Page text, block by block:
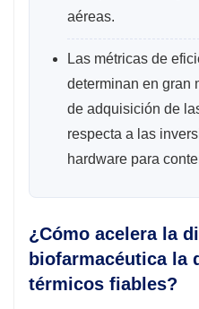
aéreas.
Las métricas de
determinan en gran
de adquisición de
respecta a las
hardware para
¿Cómo acelera la
biofarmacéutica la
térmicos fiables?